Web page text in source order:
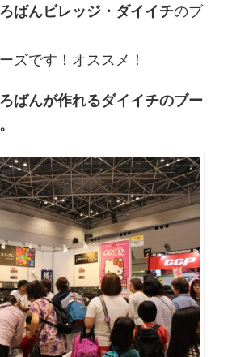
ばんビレッジ・ダイイチのブ
ズです！オススメ！
ばんが作れるダイイチのブー